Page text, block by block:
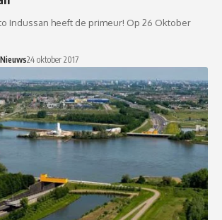
Indussan heeft de primeur! Op 26 Oktober
24 oktober 2017